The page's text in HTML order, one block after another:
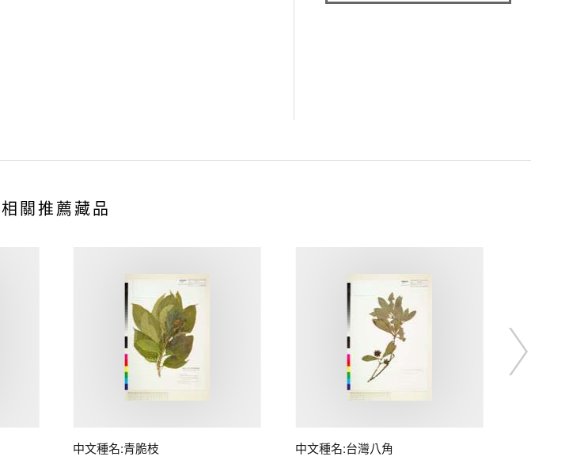
相關推薦藏品
中文種名:青脆枝 中文種名:台灣八角